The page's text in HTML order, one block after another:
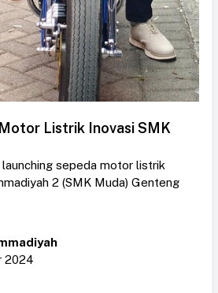
Listrik Inovasi SMK
sepeda motor listrik
2 (SMK Muda) Genteng
2024